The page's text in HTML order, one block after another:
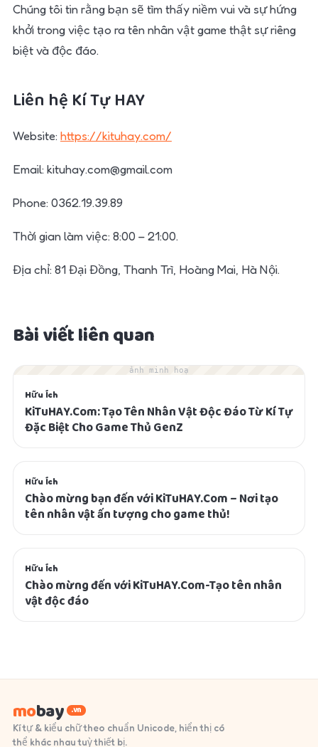
Chúng tôi tin rằng bạn sẽ tìm thấy niềm vui và sự hứng
khởi trong việc tạo ra tên nhân vật game thật sự riêng
biệt và độc đáo.
Liên hệ Kí Tự HAY
Website: https://kituhay.com/
Email: kituhay.com@gmail.com
Phone: 0362.19.39.89
Thời gian làm việc: 8:00 – 21:00.
Địa chỉ: 81 Đại Đồng, Thanh Trì, Hoàng Mai, Hà Nội.
Bài viết liên quan
ảnh minh hoạ
Hữu Ích
KiTuHAY.Com: Tạo Tên Nhân Vật Độc Đáo Từ Kí Tự
Đặc Biệt Cho Game Thủ GenZ
Hữu Ích
Chào mừng bạn đến với KiTuHAY.Com – Nơi tạo
tên nhân vật ấn tượng cho game thủ!
Hữu Ích
Chào mừng đến với KiTuHAY.Com-Tạo tên nhân
vật độc đáo
mobay .vn
Kí tự & kiểu chữ theo chuẩn Unicode, hiển thị có
thể khác nhau tuỳ thiết bị.